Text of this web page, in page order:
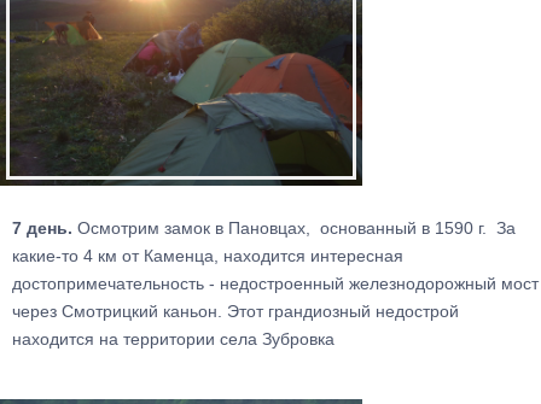
7 день. Осмотрим замок в Пановцах, основанный в 1590 г. За
какие-то 4 км от Каменца, находится интересная
достопримечательность - недостроенный железнодорожный мост
через Смотрицкий каньон. Этот грандиозный недострой
находится на территории села Зубровка